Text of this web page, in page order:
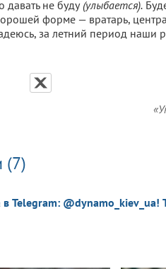
давать не буду(улыбается).
форме — вратарь,
за летний период наши
(7)
Telegram: @dynamo_kiev_ua!